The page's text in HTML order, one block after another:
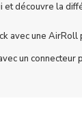
et découvre la
avec une
un